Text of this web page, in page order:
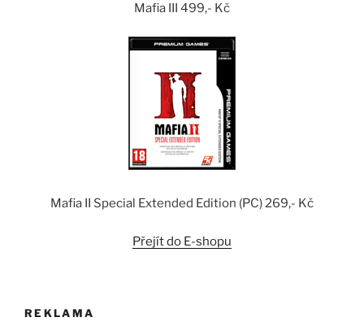
Mafia III 499,- Kč
Mafia II Special Extended Edition (PC) 269,- Kč
Přejít do E-shopu
REKLAMA